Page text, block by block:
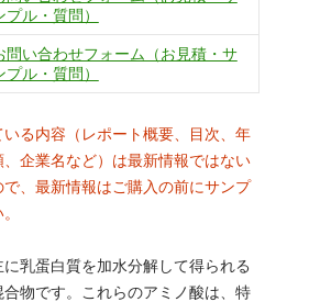
プル・質問）
問い合わせフォーム（お見積・サ
プル・質問）
る内容（レポート概要、目次、年
企業名など）は最新情報ではない
、最新情報はご購入の前にサンプ
乳蛋白質を加水分解して得られる
物です。これらのアミノ酸は、特